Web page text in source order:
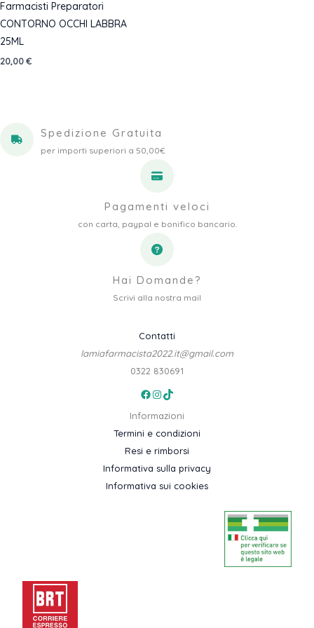
Farmacisti Preparatori
CONTORNO OCCHI LABBRA
25ML
20,00€
Spedizione Gratuita
per importi superiori a 50,00€
Pagamenti veloci
con carta, paypal e bonifico bancario.
Hai Domande?
Scrivi alla nostra mail
Contatti
lamiafarmacista2022.it@gmail.com
0322 830691
Facebook
Instagram
TikTok
Informazioni
Termini e condizioni
Resi e rimborsi
Informativa sulla privacy
Informativa sui cookies